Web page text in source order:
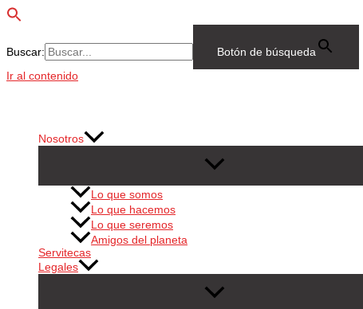
Buscar:
Botón de búsqueda
Ir al contenido
Nosotros
Lo que somos
Lo que hacemos
Lo que seremos
Amigos del planeta
Servitecas
Legales